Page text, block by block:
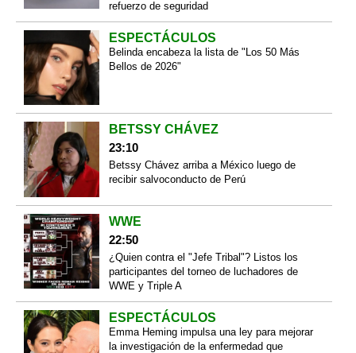
refuerzo de seguridad
ESPECTÁCULOS
Belinda encabeza la lista de "Los 50 Más
Bellos de 2026"
BETSSY CHÁVEZ
23:10
Betssy Chávez arriba a México luego de
recibir salvoconducto de Perú
WWE
22:50
¿Quien contra el "Jefe Tribal"? Listos los
participantes del torneo de luchadores de
WWE y Triple A
ESPECTÁCULOS
Emma Heming impulsa una ley para mejorar
la investigación de la enfermedad que